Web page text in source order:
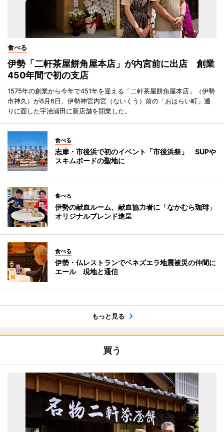
食べる
伊勢「二軒茶屋餅角屋本店」が内宮前に出店 創業
450年間で初の支店
1575年の創業から今年で451年を迎える「二軒茶屋餅角屋本店」（伊勢
市神久）が8月6日、伊勢神宮内宮（ないくう）前の「おはらい町」通
りに面した宇治浦田に新店舗を開業した。
食べる
志摩・市後浜で初のイベント「市後浜祭」 SUPや
スキムボードの聖地に
食べる
伊勢の献血ルーム、献血協力者に「なかむら珈琲」
オリジナルブレンド進呈
食べる
伊勢・仏レストランでベネズエラ地震被災の仲間に
エール 現地と通信
もっと見る
買う